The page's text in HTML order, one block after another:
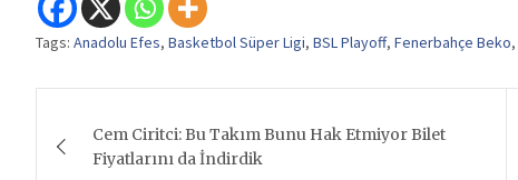
Tags: Anadolu Efes, Basketbol Süper Ligi, BSL Playoff, Fenerbahçe Beko,
gezinmesi
Cem Ciritci: Bu Takım Bunu Hak Etmiyor Bilet
Fiyatlarını da İndirdik